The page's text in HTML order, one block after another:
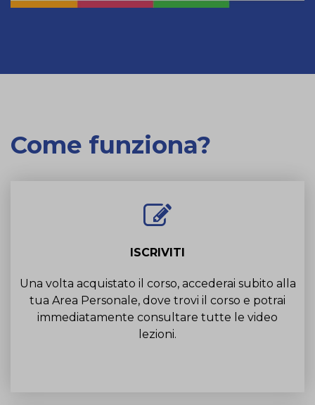
Come funziona?
ISCRIVITI
Una volta acquistato il corso, accederai subito alla
tua Area Personale, dove trovi il corso e potrai
immediatamente consultare tutte le video
lezioni.